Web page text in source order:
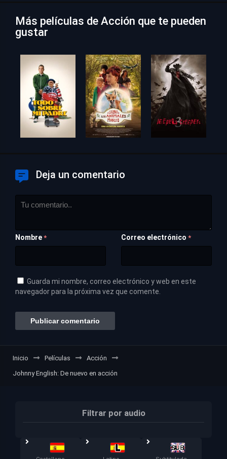
Más películas de Acción que te pueden
gustar
Deja un comentario
Nombre * Correo electrónico *
Guarda mi nombre, correo electrónico y web en este
navegador para la próxima vez que comente.
Inicio Películas
Acción
Johnny English: De nuevo en acción
Filtrar por audio